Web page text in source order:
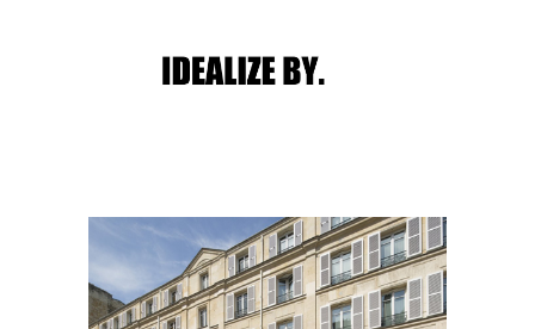
Post navigation